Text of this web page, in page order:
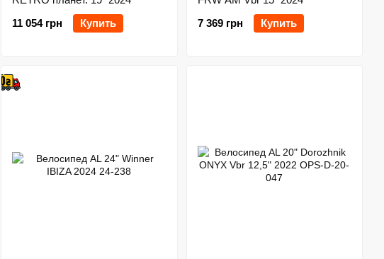
11 054 грн
Купить
7 369 грн
Купить